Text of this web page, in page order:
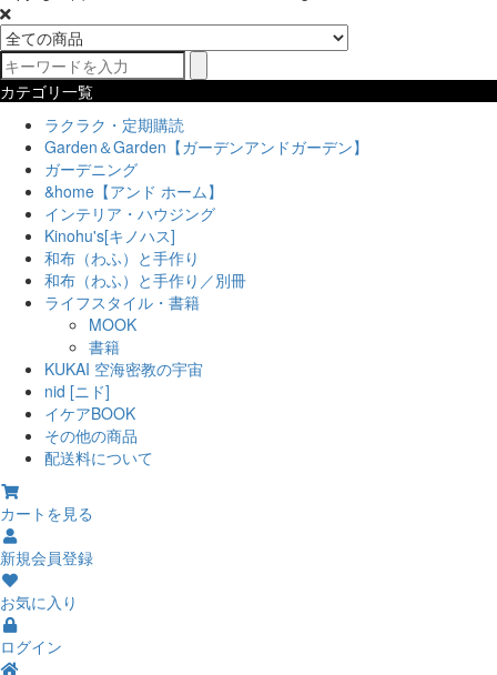
カテゴリ一覧
ラクラク・定期購読
Garden＆Garden【ガーデンアンドガーデン】
ガーデニング
&home【アンド ホーム】
インテリア・ハウジング
Kinohu's[キノハス]
和布（わふ）と手作り
和布（わふ）と手作り／別冊
ライフスタイル・書籍
MOOK
書籍
KUKAI 空海密教の宇宙
nid [ニド]
イケアBOOK
その他の商品
配送料について
カートを見る
新規会員登録
お気に入り
ログイン